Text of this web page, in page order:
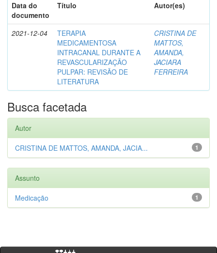
Data do
documento
Título Autor(es)
2021-12-04
TERAPIA
MEDICAMENTOSA
INTRACANAL DURANTE A
REVASCULARIZAÇÃO
PULPAR: REVISÃO DE
LITERATURA
CRISTINA DE
MATTOS,
AMANDA,
JACIARA
FERREIRA
Busca facetada
Autor
1
CRISTINA DE MATTOS, AMANDA, JACIA...
Assunto
1
Medicação